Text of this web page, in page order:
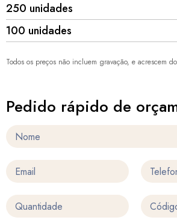
250 unidades
100 unidades
Todos os preços não incluem gravação, e acrescem
Pedido rápido de